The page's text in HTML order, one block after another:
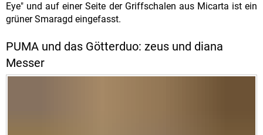
Eye" und auf einer Seite der Griffschalen aus Micarta ist ein
grüner Smaragd eingefasst.
PUMA und das Götterduo: zeus und diana
Messer